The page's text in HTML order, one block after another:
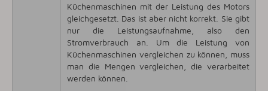
Küchenmaschinen mit der Leistung des Motors
gleichgesetzt. Das ist aber nicht korrekt. Sie gibt
nur die Leistungsaufnahme, also den
Stromverbrauch an. Um die Leistung von
Küchenmaschinen vergleichen zu können, muss
man die Mengen vergleichen, die verarbeitet
werden können.